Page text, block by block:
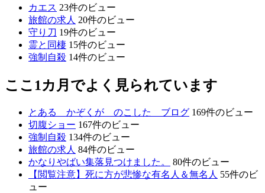
カエス 23件のビュー
旅館の求人 20件のビュー
守り刀 19件のビュー
霊と同棲 15件のビュー
強制自殺 14件のビュー
ここ1カ月でよく見られています
とある かぞくが のこした ブログ 169件のビュー
切腹ショー 167件のビュー
強制自殺 134件のビュー
旅館の求人 84件のビュー
かなりやばい集落見つけました。
80件のビュー
【閲覧注意】死に方が悲惨な有名人＆無名人 55件のビ
ュー